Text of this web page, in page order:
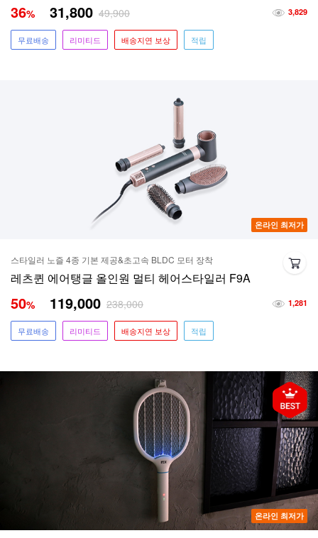
3,829
36% 31,800 49,900
무료배송 리미티드 배송지연 보상 적립
온라인 최저가
스타일러 노즐 4종 기본 제공&초고속 BLDC 모터 장착
레츠퀸 에어탱글 올인원 멀티 헤어스타일러 F9A
1,281
50% 119,000 238,000
무료배송 리미티드 배송지연 보상 적립
온라인 최저가